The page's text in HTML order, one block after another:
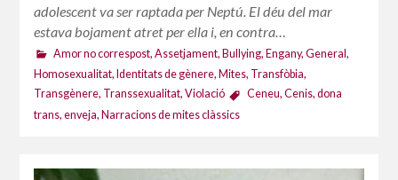
adolescent va ser raptada per Neptú. El déu del mar
estava bojament atret per ella i, en contra…
Amor no correspost, Assetjament, Bullying, Engany, General,
Homosexualitat, Identitats de gènere, Mites, Transfòbia,
Transgènere, Transsexualitat,Violació Ceneu, Cenis, dona
trans,enveja, Narracions de mites clàssics